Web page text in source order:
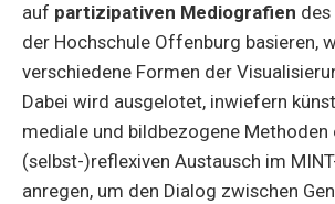
auf partizipativen Mediografien des
der Hochschule Offenburg basieren,
verschiedene Formen der
Dabei wird ausgelotet, inwiefern
mediale und bildbezogene Methoden
(selbst-)reflexiven Austausch im
anregen, um den Dialog zwischen